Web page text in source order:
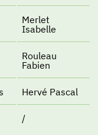
Merlet
Isabelle
Rouleau
Fabien
Hervé Pascal
/